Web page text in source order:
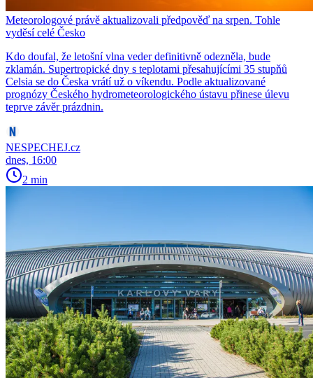
Meteorologové právě aktualizovali předpověď na srpen. Tohle
vyděsí celé Česko
Kdo doufal, že letošní vlna veder definitivně odezněla, bude
zklamán. Supertropické dny s teplotami přesahujícími 35 stupňů
Celsia se do Česka vrátí už o víkendu. Podle aktualizované
prognózy Českého hydrometeorologického ústavu přinese úlevu
teprve závěr prázdnin.
NESPECHEJ.cz
dnes, 16:00
2 min